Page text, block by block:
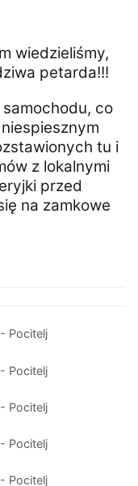
wiedzieliśmy,
petarda!!!
co
tu i
z lokalnymi
przed
na zamkowe